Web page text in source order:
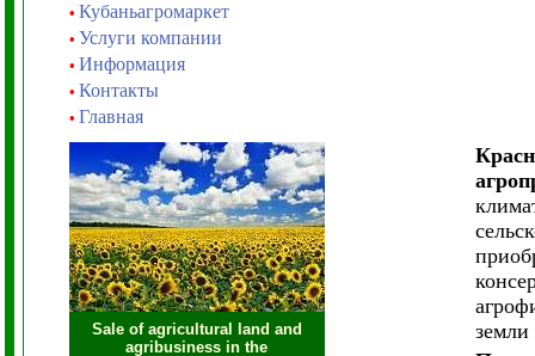
• Кубаньагромаркет
• Услуги компании
• Информация
• Контакты
• Главная
Sale of agricultural land and
agribusiness in the
земли